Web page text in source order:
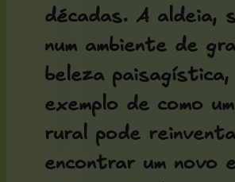
décadas. A aldeia,
num ambiente de
beleza paisagística,
exemplo de como
rural pode
encontrar um novo